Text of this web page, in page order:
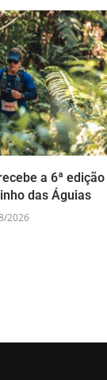
a 6ª edição
das Águias
2026